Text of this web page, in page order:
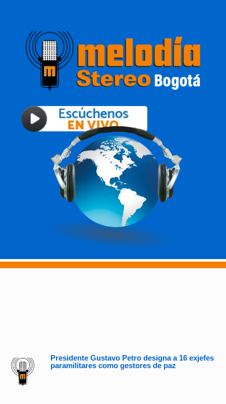
Presidente Gustavo Petro designa a 16 exjefes
paramilitares como gestores de paz